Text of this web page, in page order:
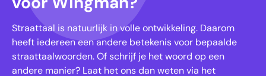
Straattaal is natuurlijk in volle ontwikkeling. Daarom
heeft iedereen een andere betekenis voor bepaalde
straattaalwoorden. Of schrijf je het woord op een
andere manier? Laat het ons dan weten via het